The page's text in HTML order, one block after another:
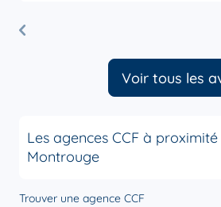
Voir tous les
Les agences CCF à
Montrouge
Trouver une agence CCF